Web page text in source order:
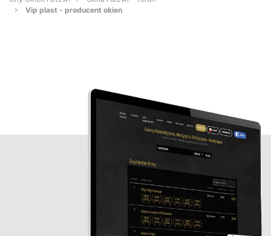
Vip plast - producent okien